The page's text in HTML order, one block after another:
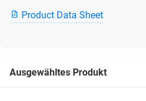
Product Data Sheet
Ausgewähltes Produkt